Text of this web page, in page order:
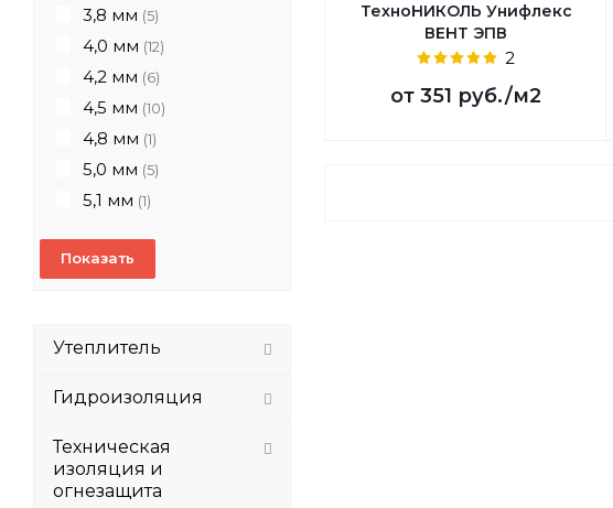
ТехноНИКОЛЬ Унифлекс
ВЕНТ ЭПВ
2
от 351 руб./м2
3,8 мм (5)
4,0 мм (12)
4,2 мм (6)
4,5 мм (10)
4,8 мм (1)
5,0 мм (5)
5,1 мм (1)
Утеплитель
Гидроизоляция
Техническая
изоляция и
огнезащита